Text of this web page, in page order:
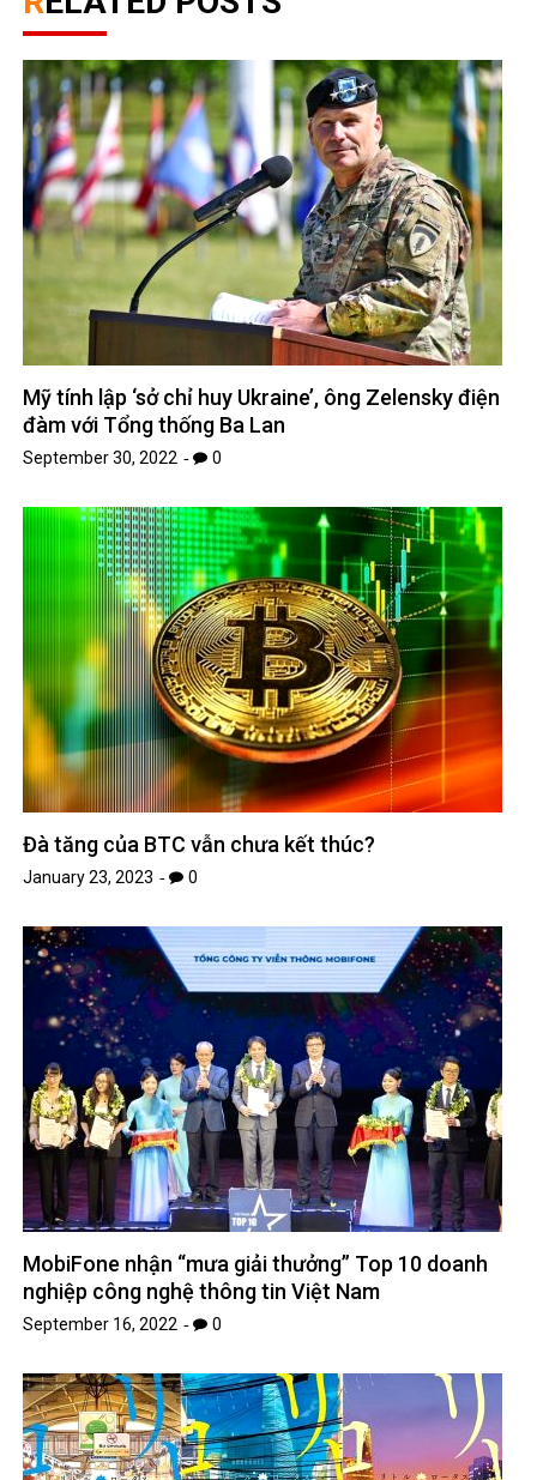
Mỹ tính lập ‘sở chỉ huy Ukraine’, ông Zelensky điện
đàm với Tổng thống Ba Lan
September 30, 2022 0
Đà tăng của BTC vẫn chưa kết thúc?
January 23, 2023 0
MobiFone nhận “mưa giải thưởng” Top 10 doanh
nghiệp công nghệ thông tin Việt Nam
September 16, 2022 0